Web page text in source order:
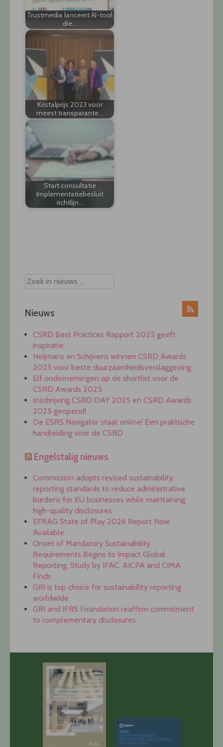
Trustmedia lanceert AI-tool
die…
Kristalprijs 2023 voor
meest transparante…
Start consultatie
Implementatiebesluit
richtlijn…
Nieuws
CSRD Best Practices Rapport 2025 geeft
inspiratie
Heijmans en Schijvens winnen CSRD Awards
2025 voor beste duurzaamheidsverslaggeving
Elf ondernemingen op de shortlist voor de
CSRD Awards 2025
Inschrijving CSRD DAY 2025 en CSRD Awards
2025 geopend!
De ESRS Navigator staat online! Een praktische
handleiding voor de CSRD
Engelstalig nieuws
Commission adopts revised sustainability
reporting standards to reduce administrative
burdens for EU businesses while maintaining
high-quality disclosures
EFRAG State of Play 2026 Report Now
Available
Onset of Mandatory Sustainability
Requirements Begins to Impact Global
Reporting, Study by IFAC, AICPA and CIMA
Finds
GRI is top choice for sustainability reporting
worldwide
GRI and IFRS Foundation reaffirm commitment
to complementary disclosures